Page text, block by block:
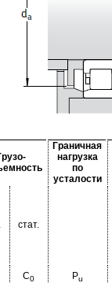
Граничная
нагрузка
по
усталости
стат.
C0 Pu